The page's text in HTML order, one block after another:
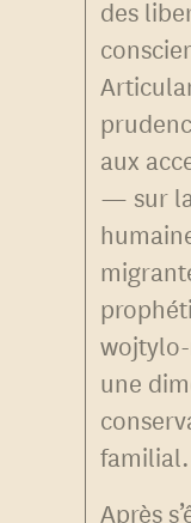
des
aux
— sur
une
familial.
Après